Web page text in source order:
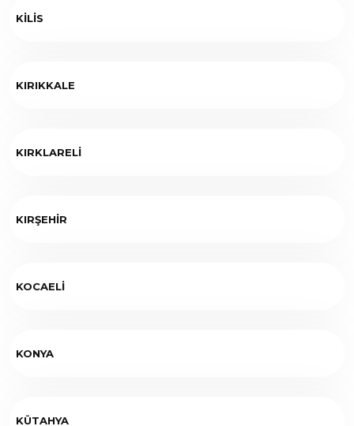
KİLİS
KIRIKKALE
KIRKLARELİ
KIRŞEHİR
KOCAELİ
KONYA
KÜTAHYA